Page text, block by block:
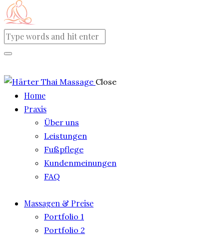
Close
Home
Praxis
Über uns
Leistungen
Fußpflege
Kundenmeinungen
FAQ
Massagen & Preise
Portfolio 1
Portfolio 2